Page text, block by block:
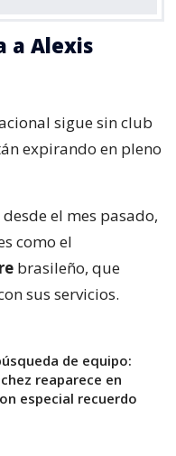
a Alexis
sigue sin club
expirando en pleno
el mes pasado,
como el
brasileño, que
sus servicios.
de equipo:
reaparece en
especial recuerdo